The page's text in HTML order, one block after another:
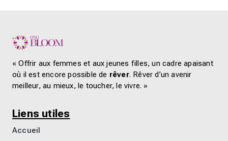
« Offrir aux femmes et aux jeunes filles, un cadre apaisant
où il est encore possible de rêver. Rêver d’un avenir
meilleur, au mieux, le toucher, le vivre. »
Liens utiles
Accueil